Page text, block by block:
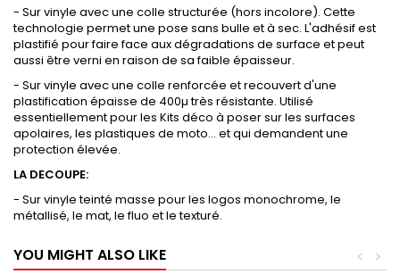
- Sur vinyle avec une colle structurée (hors incolore). Cette
technologie permet une pose sans bulle et à sec. L'adhésif est
plastifié pour faire face aux dégradations de surface et peut
aussi être verni en raison de sa faible épaisseur.
- Sur vinyle avec une colle renforcée et recouvert d'une
plastification épaisse de 400µ très résistante. Utilisé
essentiellement pour les Kits déco à poser sur les surfaces
apolaires, les plastiques de moto... et qui demandent une
protection élevée.
LA DECOUPE:
- Sur vinyle teinté masse pour les logos monochrome, le
métallisé, le mat, le fluo et le texturé.
YOU MIGHT ALSO LIKE >
<